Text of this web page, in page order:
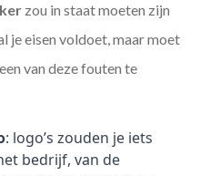
zou in staat moeten zijn
je eisen voldoet, maar moet
van deze fouten te
: logo’s zouden je iets
bedrijf, van de